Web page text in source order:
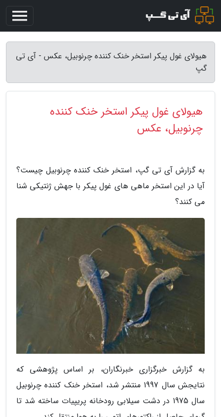
هیولای غول پیکر استخر خنک کننده چرنوبیل، عکس - آی تی
گپ
هیولای غول پیکر استخر خنک کننده
چرنوبیل، عکس
به گزارش آی تی گپ، استخر خنک کننده چرنوبیل چیست؟
آیا در این استخر ماهی های غول پیکر با جهش ژنتیکی شنا
می کنند؟
به گزارش خبرگزاری خبرنگاران، بر اساس پژوهشی که
نتایجش سال 1997 منتشر شد، استخر خنک کننده چرنوبیل
سال 1975 در دشت سیلابی رودخانه پریپیات ساخته شد تا